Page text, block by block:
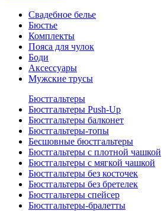
Свадебное белье
Бюстье
Комплекты
Пояса для чулок
Боди
Аксессуары
Мужские трусы
Бюстгальтеры
Бюстгальтеры Push-Up
Бюстгальтеры балконет
Бюстгальтеры-топы
Бесшовные бюстгальтеры
Бюстгальтеры с плотной чашкой
Бюстгальтеры с мягкой чашкой
Бюстгальтеры без косточек
Бюстгальтеры без бретелек
Бюстгальтеры спейсер
Бюстгальтеры-бралетты